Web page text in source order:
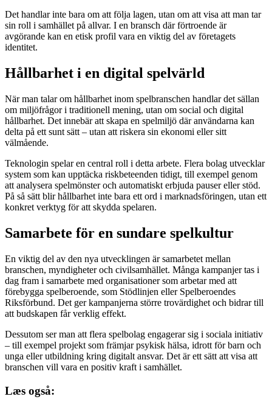
Det handlar inte bara om att följa lagen, utan om att visa att man tar
sin roll i samhället på allvar. I en bransch där förtroende är
avgörande kan en etisk profil vara en viktig del av företagets
identitet.
Hållbarhet i en digital spelvärld
När man talar om hållbarhet inom spelbranschen handlar det sällan
om miljöfrågor i traditionell mening, utan om social och digital
hållbarhet. Det innebär att skapa en spelmiljö där användarna kan
delta på ett sunt sätt – utan att riskera sin ekonomi eller sitt
välmående.
Teknologin spelar en central roll i detta arbete. Flera bolag utvecklar
system som kan upptäcka riskbeteenden tidigt, till exempel genom
att analysera spelmönster och automatiskt erbjuda pauser eller stöd.
På så sätt blir hållbarhet inte bara ett ord i marknadsföringen, utan ett
konkret verktyg för att skydda spelaren.
Samarbete för en sundare spelkultur
En viktig del av den nya utvecklingen är samarbetet mellan
branschen, myndigheter och civilsamhället. Många kampanjer tas i
dag fram i samarbete med organisationer som arbetar med att
förebygga spelberoende, som Stödlinjen eller Spelberoendes
Riksförbund. Det ger kampanjerna större trovärdighet och bidrar till
att budskapen får verklig effekt.
Dessutom ser man att flera spelbolag engagerar sig i sociala initiativ
– till exempel projekt som främjar psykisk hälsa, idrott för barn och
unga eller utbildning kring digitalt ansvar. Det är ett sätt att visa att
branschen vill vara en positiv kraft i samhället.
Læs også: